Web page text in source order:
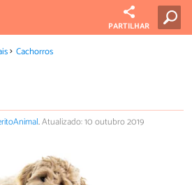
PARTILHAR
Cachorros
.Atualizado: 10 outubro 2019